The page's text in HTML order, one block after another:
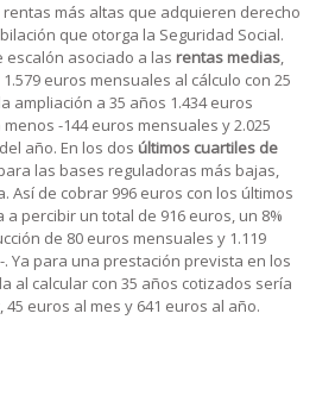
más altas que adquieren derecho
que otorga la Seguridad Social.
escalón asociado a las rentas medias,
euros mensuales al cálculo con 25
ampliación a 35 años 1.434 euros
-144 euros mensuales y 2.025
año. En los dos últimos cuartiles de
las bases reguladoras más bajas,
Así de cobrar 996 euros con los últimos
percibir un total de 916 euros, un 8%
de 80 euros mensuales y 1.119
Ya para una prestación prevista en los
al calcular con 35 años cotizados sería
45 euros al mes y 641 euros al año.